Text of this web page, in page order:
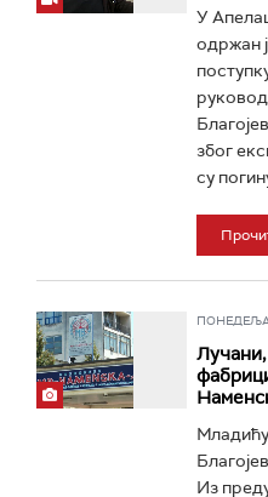
У
одржан
због
су
Из